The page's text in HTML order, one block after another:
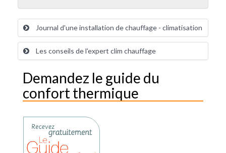
Journal d'une installation de chauffage - climatisation
Les conseils de l'expert clim chauffage
Demandez le guide du
confort thermique